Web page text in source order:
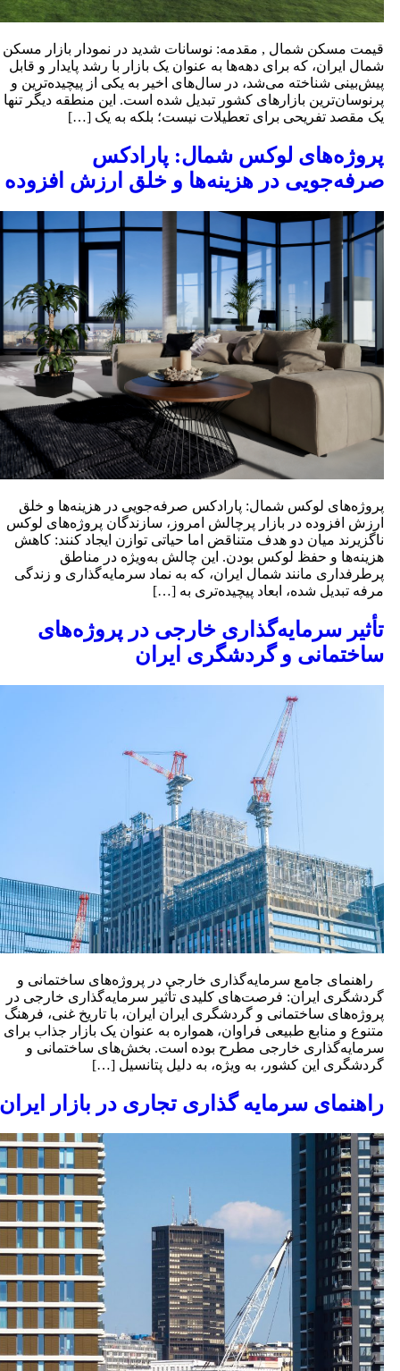
مسکن شمال , مقدمه: نوسانات شدید در نمودار بازار مسکن
ایران، که برای دهه‌ها به عنوان یک بازار با رشد پایدار و قابل
شناخته می‌شد، در سال‌های اخیر به یکی از پیچیده‌ترین و
بازارهای کشور تبدیل شده است. این منطقه دیگر تنها
مقصد تفریحی برای تعطیلات نیست؛ بلکه به یک […]
لوکس شمال: پارادکس
در هزینه‌ها و خلق ارزش افزوده
لوکس شمال: پارادکس صرفه‌جویی در هزینه‌ها و خلق
افزوده در بازار پرچالش امروز، سازندگان پروژه‌های لوکس
میان دو هدف متناقض اما حیاتی توازن ایجاد کنند: کاهش
و حفظ لوکس بودن. این چالش به‌ویژه در مناطق
مانند شمال ایران، که به نماد سرمایه‌گذاری و زندگی
تبدیل شده، ابعاد پیچیده‌تری به […]
سرمایه‌گذاری‌ خارجی در پروژه‌های
و گردشگری ایران
جامع سرمایه‌گذاری خارجی در پروژه‌های ساختمانی و
ایران: فرصت‌های کلیدی تأثیر سرمایه‌گذاری خارجی در
ساختمانی و گردشگری ایران ایران، با تاریخ غنی، فرهنگ
و منابع طبیعی فراوان، همواره به عنوان یک بازار جذاب برای
خارجی مطرح بوده است. بخش‌های ساختمانی و
این کشور، به ویژه، به دلیل پتانسیل […]
سرمایه‌ گذاری تجاری در بازار ایران